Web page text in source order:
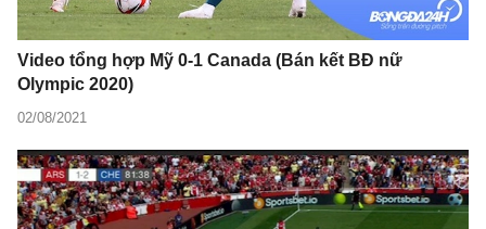
Video tổng hợp Mỹ 0-1 Canada (Bán kết BĐ nữ
Olympic 2020)
02/08/2021